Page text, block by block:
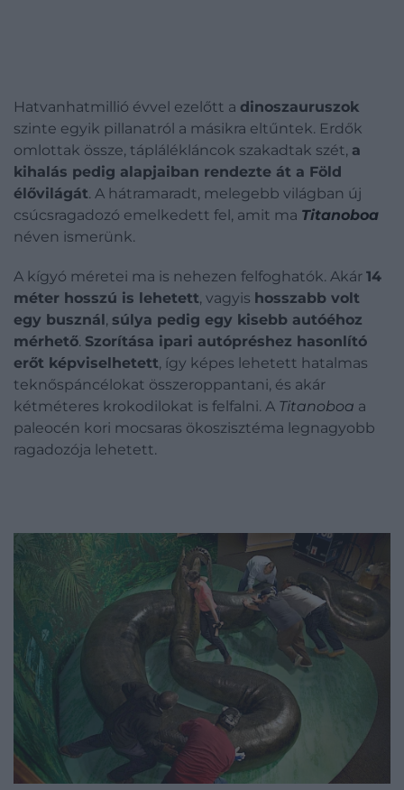
Hatvanhatmillió évvel ezelőtt a dinoszauruszok
szinte egyik pillanatról a másikra eltűntek. Erdők
omlottak össze, táplálékláncok szakadtak szét, a
kihalás pedig alapjaiban rendezte át a Föld
élővilágát. A hátramaradt, melegebb világban új
csúcsragadozó emelkedett fel, amit ma Titanoboa
néven ismerünk.
A kígyó méretei ma is nehezen felfoghatók. Akár 14
méter hosszú is lehetett, vagyis hosszabb volt
egy busznál, súlya pedig egy kisebb autóéhoz
mérhető. Szorítása ipari autópréshez hasonlító
erőt képviselhetett, így képes lehetett hatalmas
teknőspáncélokat összeroppantani, és akár
kétméteres krokodilokat is felfalni. A Titanoboa a
paleocén kori mocsaras ökoszisztéma legnagyobb
ragadozója lehetett.